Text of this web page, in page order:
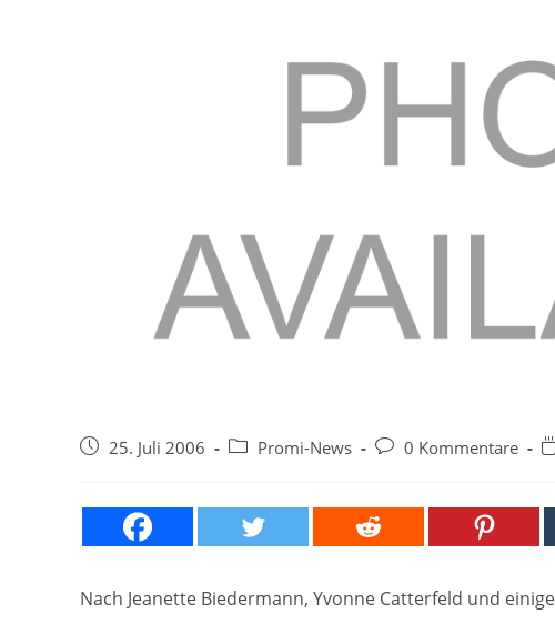
Beitrag25. Juli 2006
Beitrags-
Promi-News
Beitrags-
0 Kommentare
Nach Jeanette Biedermann, Yvonne Catterfeld und